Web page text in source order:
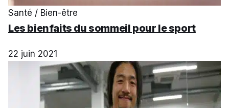
Santé / Bien-être
Les bienfaits du sommeil pour le sport
22 juin 2021